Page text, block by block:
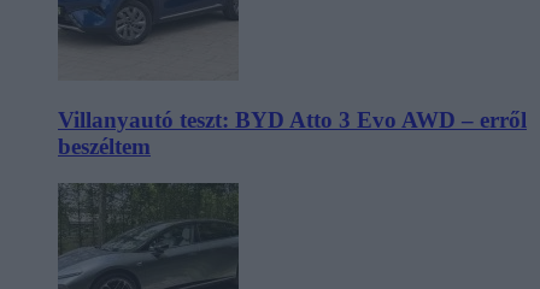
Villanyautó teszt: BYD Atto 3 Evo AWD – erről
beszéltem